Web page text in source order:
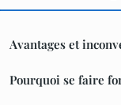
Avantages et
Pourquoi se faire